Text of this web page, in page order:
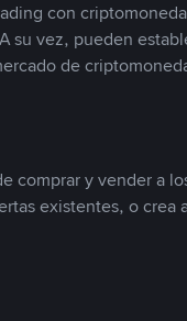
con
su vez, pueden
de
comprar y vender a
existentes, o crea